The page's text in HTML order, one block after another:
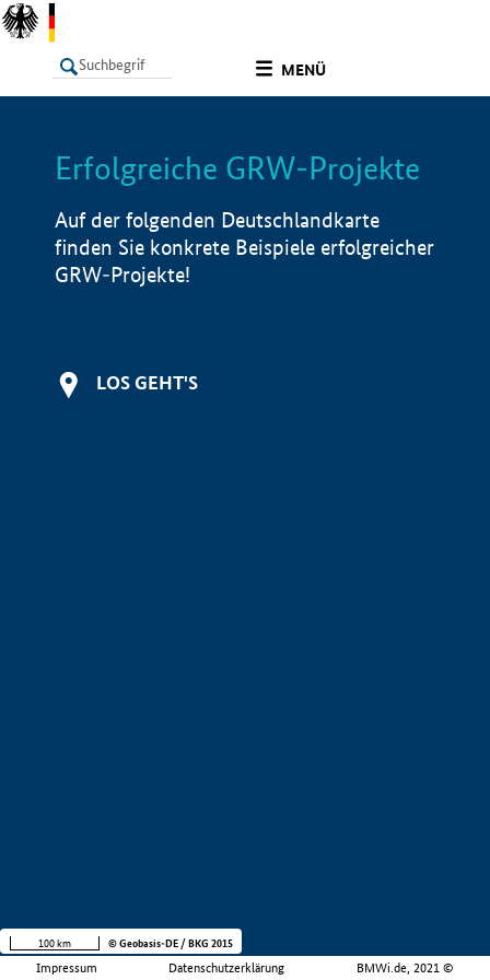
MENÜ
LISTE Info
Erfolgreiche GRW-Projekte
Auf der folgenden Deutschlandkarte
finden Sie konkrete Beispiele erfolgreicher
GRW-Projekte!
LOS GEHT'S
Impressum Datenschutzerklärung BMWi.de, 2021 ©
100 km © Geobasis-DE / BKG 2015